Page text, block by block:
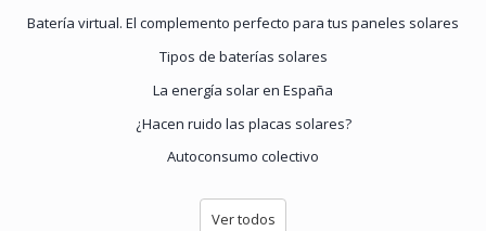
Batería virtual. El complemento perfecto para tus paneles solares
Tipos de baterías solares
La energía solar en España
¿Hacen ruido las placas solares?
Autoconsumo colectivo
Ver todos